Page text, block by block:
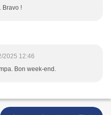
Bravo !
2025 12:46
Bon week-end.